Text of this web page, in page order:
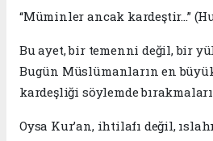
“Müminler ancak kardeştir…”
Bu ayet, bir temenni değil, bir
Bugün Müslümanların en
kardeşliği söylemde
Oysa Kur’an, ihtilafı değil,